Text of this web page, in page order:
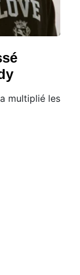
multiplié les